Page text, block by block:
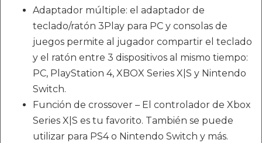
Adaptador múltiple: el adaptador de
teclado/ratón 3Play para PC y consolas de
juegos permite al jugador compartir el teclado
y el ratón entre 3 dispositivos al mismo tiempo:
PC, PlayStation 4, XBOX Series X|S y Nintendo
Switch.
Función de crossover – El controlador de Xbox
Series X|S es tu favorito. También se puede
utilizar para PS4 o Nintendo Switch y más.